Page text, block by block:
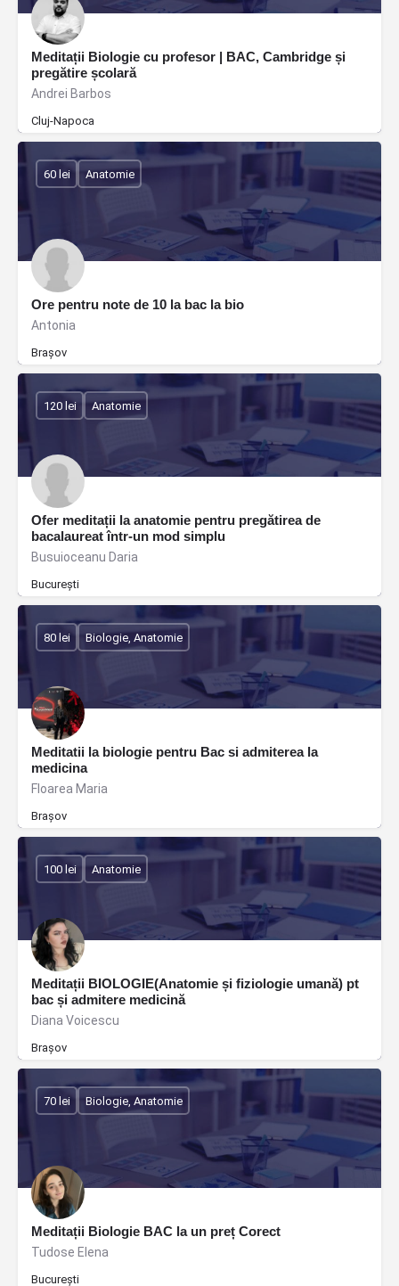
Meditații Biologie cu profesor | BAC, Cambridge și
pregătire școlară
Andrei Barbos
Cluj-Napoca
Ore pentru note de 10 la bac la bio
Antonia
Brașov
60 lei Anatomie
Ofer meditații la anatomie pentru pregătirea de
bacalaureat într-un mod simplu
Busuioceanu Daria
București
120 lei Anatomie
Meditatii la biologie pentru Bac si admiterea la
medicina
Floarea Maria
Brașov
80 lei Biologie, Anatomie
Meditații BIOLOGIE(Anatomie și fiziologie umană) pt
bac și admitere medicină
Diana Voicescu
Brașov
100 lei Anatomie
Meditații Biologie BAC la un preț Corect
Tudose Elena
București
70 lei Biologie, Anatomie